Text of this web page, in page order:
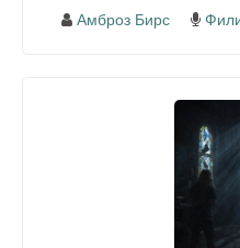
Амброз Бирс